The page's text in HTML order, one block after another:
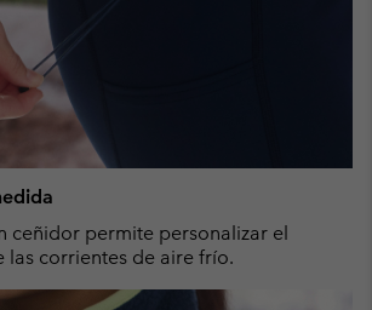
ceñidor permite personalizar el
las corrientes de aire frío.